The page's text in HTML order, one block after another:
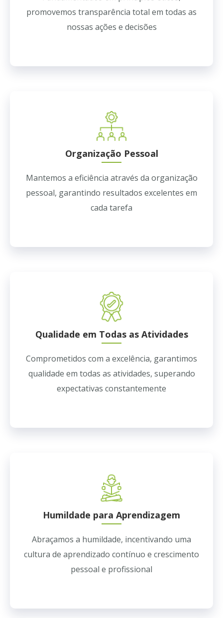
promovemos transparência total em todas as
nossas ações e decisões
Organização Pessoal
Mantemos a eficiência através da organização
pessoal, garantindo resultados excelentes em
cada tarefa
Qualidade em Todas as Atividades
Comprometidos com a excelência, garantimos
qualidade em todas as atividades, superando
expectativas constantemente
Humildade para Aprendizagem
Abraçamos a humildade, incentivando uma
cultura de aprendizado contínuo e crescimento
pessoal e profissional